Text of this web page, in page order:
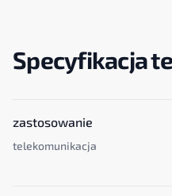
Specyfikacja
zastosowanie
telekomunikacja